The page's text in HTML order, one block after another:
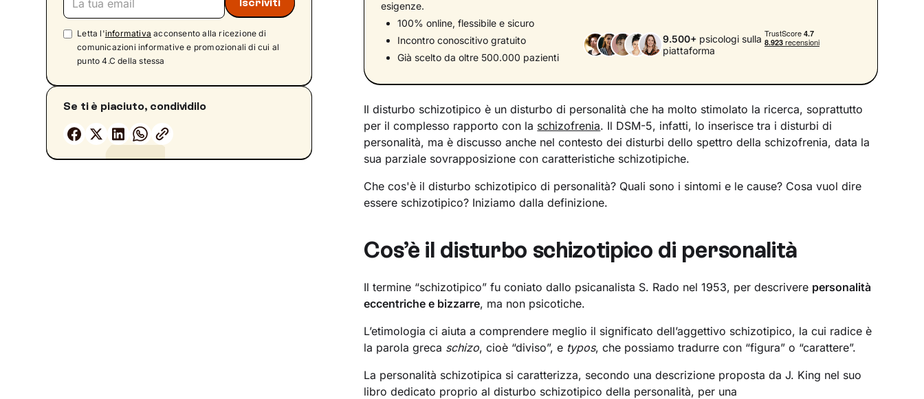
Differenze tra disturbo schizoide di
personalità, schizofrenia e disturbo
schizotipico di personalità
I sintomi del disturbo schizotipico
psicologici coinvolti
Disturbo schizotipico di personalità: le cause
Fattori genetici, neurobiologici e
ambientali
Disturbo schizotipico di personalità: test
Letta l'informativa acconsento alla ricezione di
comunicazioni informative e promozionali di cui al
punto 4.C della stessa
Se ti è piaciuto, condividilo
esigenze.
100% online, flessibile e sicuro
Incontro conoscitivo gratuito
Già scelto da oltre 500.000 pazienti
9.500+psicologi sulla
piattaforma
Il disturbo schizotipico è un disturbo di personalità che ha molto stimolato la ricerca, soprattutto
per il complesso rapporto con la schizofrenia. Il DSM-5, infatti, lo inserisce tra i disturbi di
personalità, ma è discusso anche nel contesto dei disturbi dello spettro della schizofrenia, data la
sua parziale sovrapposizione con caratteristiche schizotipiche.
Che cos'è il disturbo schizotipico di personalità? Quali sono i sintomi e le cause? Cosa vuol dire
essere schizotipico? Iniziamo dalla definizione.
Cos’è il disturbo schizotipico di personalità
Il termine “schizotipico” fu coniato dallo psicanalista S. Rado nel 1953, per descrivere personalità
eccentriche e bizzarre, ma non psicotiche.
L’etimologia ci aiuta a comprendere meglio il significato dell’aggettivo schizotipico, la cui radice è
la parola greca schizo, cioè “diviso”, e typos, che possiamo tradurre con “figura” o “carattere”.
La personalità schizotipica si caratterizza, secondo una descrizione proposta da J. King nel suo
libro dedicato proprio al disturbo schizotipico della personalità, per una